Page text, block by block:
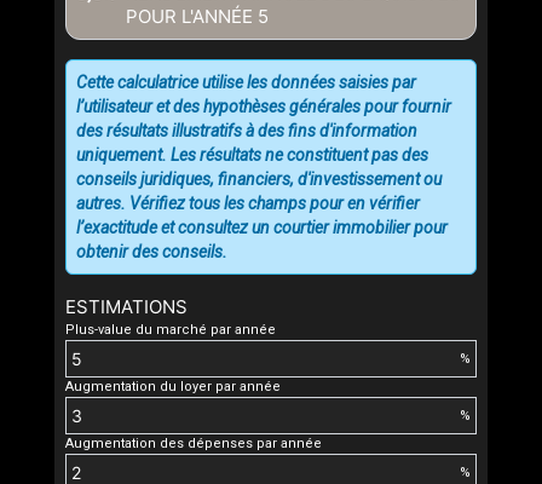
POUR L'ANNÉE 5
ESTIMATIONS
Plus-value du marché par année
%
Augmentation du loyer par année
%
Augmentation des dépenses par année
%
Cette calculatrice utilise les données saisies par
l’utilisateur et des hypothèses générales pour fournir
des résultats illustratifs à des fins d'information
uniquement. Les résultats ne constituent pas des
conseils juridiques, financiers, d'investissement ou
autres. Vérifiez tous les champs pour en vérifier
l’exactitude et consultez un courtier immobilier pour
obtenir des conseils.